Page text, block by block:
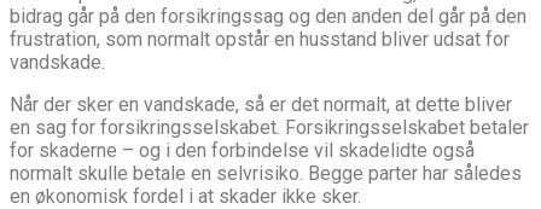
bidrag går på den forsikringssag og den anden del går på den
frustration, som normalt opstår en husstand bliver udsat for
vandskade.
Når der sker en vandskade, så er det normalt, at dette bliver
en sag for forsikringsselskabet. Forsikringsselskabet betaler
for skaderne – og i den forbindelse vil skadelidte også
normalt skulle betale en selvrisiko. Begge parter har således
en økonomisk fordel i at skader ikke sker.